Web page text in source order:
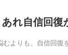
れ自信回復
よりも、自信回復